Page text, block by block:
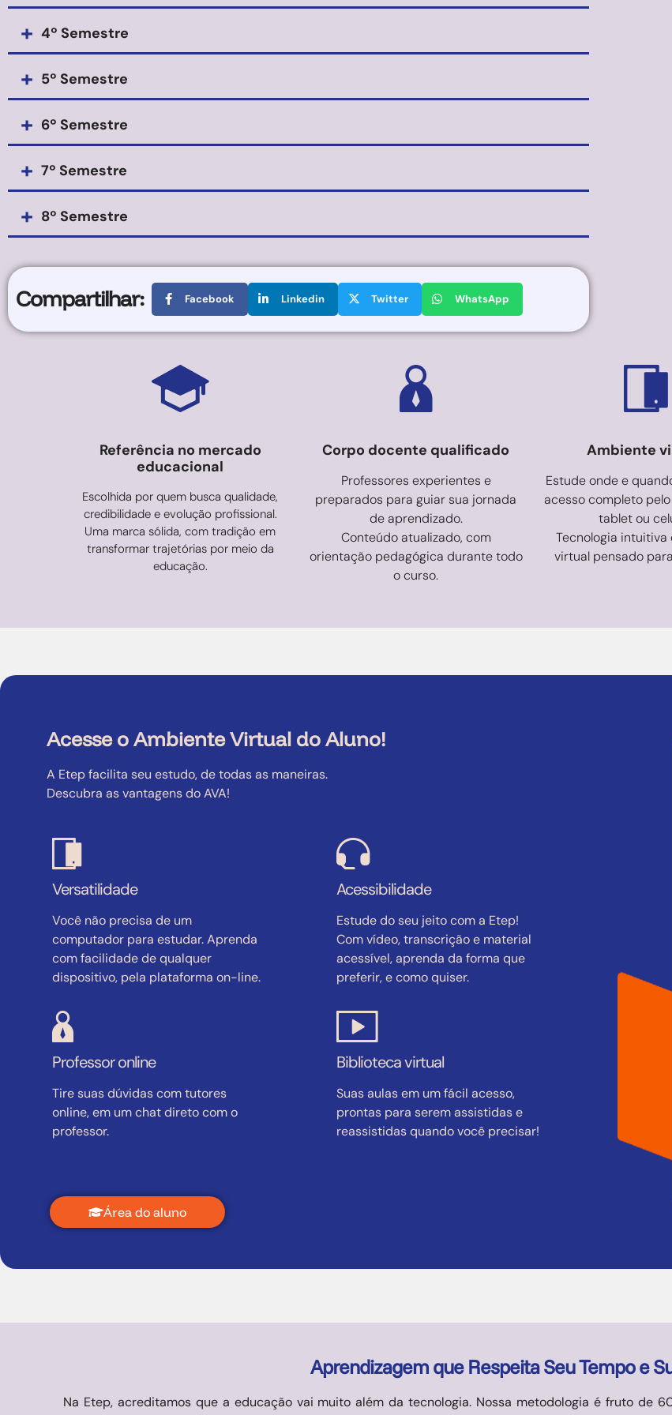
+ 4º Semestre
+ 5º Semestre
+ 6º Semestre
+ 7º Semestre
+ 8º Semestre
Compartilhar: Facebook Linkedin Twitter WhatsApp
Referência no mercado
educacional
Escolhida por quem busca qualidade,
credibilidade e evolução profissional.
Uma marca sólida, com tradição em
transformar trajetórias por meio da
educação.
Corpo docente qualificado
Professores experientes e
preparados para guiar sua jornada
de aprendizado.
Conteúdo atualizado, com
orientação pedagógica durante todo
o curso.
Ambiente
Estude onde e
acesso completo
tablet ou
Tecnologia intuitiva
virtual pensado
Acesse o Ambiente Virtual do Aluno!
A Etep facilita seu estudo, de todas as maneiras.
Descubra as vantagens do AVA!
Versatilidade
Você não precisa de um
computador para estudar. Aprenda
com facilidade de qualquer
dispositivo, pela plataforma on-line.
Professor online
Tire suas dúvidas com tutores
online, em um chat direto com o
professor.
Acessibilidade
Estude do seu jeito com a Etep!
Com vídeo, transcrição e material
acessível, aprenda da forma que
preferir, e como quiser.
Biblioteca virtual
Suas aulas em um fácil acesso,
prontas para serem assistidas e
reassistidas quando você precisar!
Área do aluno
Aprendizagem que Respeita Seu Tempo e
Na Etep, acreditamos que a educação vai muito além da tecnologia. Nossa metodologia é fruto de